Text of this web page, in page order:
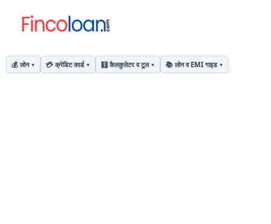
💰 लोन 💳 क्रेडिट कार्ड 🧮 कैलकुलेटर व टूल 📚 लोन व EMI गाइड